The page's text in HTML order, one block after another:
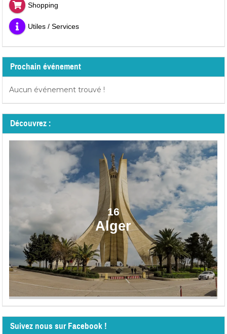
Shopping
Utiles / Services
Prochain événement
Aucun événement trouvé !
Découvrez :
16
Alger
Suivez nous sur Facebook !